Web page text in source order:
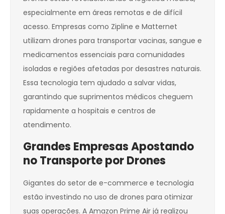
especialmente em áreas remotas e de difícil
acesso. Empresas como Zipline e Matternet
utilizam drones para transportar vacinas, sangue e
medicamentos essenciais para comunidades
isoladas e regiões afetadas por desastres naturais.
Essa tecnologia tem ajudado a salvar vidas,
garantindo que suprimentos médicos cheguem
rapidamente a hospitais e centros de
atendimento.
Grandes Empresas Apostando
no Transporte por Drones
Gigantes do setor de e-commerce e tecnologia
estão investindo no uso de drones para otimizar
suas operações. A Amazon Prime Air já realizou